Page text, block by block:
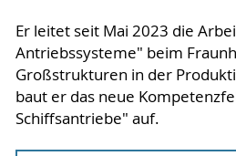
Er leitet seit Mai 2023 die
Antriebssysteme" beim
Großstrukturen in der
baut er das neue
Schiffsantriebe" auf.